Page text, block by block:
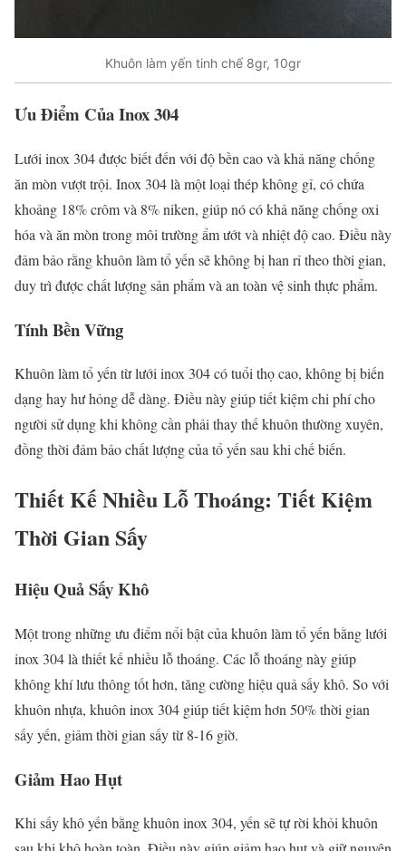
Khuôn làm yến tinh chế 8gr, 10gr
Ưu Điểm Của Inox 304
Lưới inox 304 được biết đến với độ bền cao và khả năng chống
ăn mòn vượt trội. Inox 304 là một loại thép không gỉ, có chứa
khoảng 18% crôm và 8% niken, giúp nó có khả năng chống oxi
hóa và ăn mòn trong môi trường ẩm ướt và nhiệt độ cao. Điều này
đảm bảo rằng khuôn làm tổ yến sẽ không bị han rỉ theo thời gian,
duy trì được chất lượng sản phẩm và an toàn vệ sinh thực phẩm.
Tính Bền Vững
Khuôn làm tổ yến từ lưới inox 304 có tuổi thọ cao, không bị biến
dạng hay hư hỏng dễ dàng. Điều này giúp tiết kiệm chi phí cho
người sử dụng khi không cần phải thay thế khuôn thường xuyên,
đồng thời đảm bảo chất lượng của tổ yến sau khi chế biến.
Thiết Kế Nhiều Lỗ Thoáng: Tiết Kiệm
Thời Gian Sấy
Hiệu Quả Sấy Khô
Một trong những ưu điểm nổi bật của khuôn làm tổ yến bằng lưới
inox 304 là thiết kế nhiều lỗ thoáng. Các lỗ thoáng này giúp
không khí lưu thông tốt hơn, tăng cường hiệu quả sấy khô. So với
khuôn nhựa, khuôn inox 304 giúp tiết kiệm hơn 50% thời gian
sấy yến, giảm thời gian sấy từ 8-16 giờ.
Giảm Hao Hụt
Khi sấy khô yến bằng khuôn inox 304, yến sẽ tự rời khỏi khuôn